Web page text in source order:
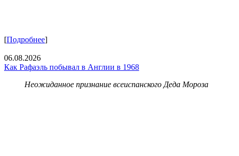
[Подробнее]
06.08.2026
Как Рафаэль побывал в Англии в 1968
Неожиданное признание всеиспанского Деда Мороза